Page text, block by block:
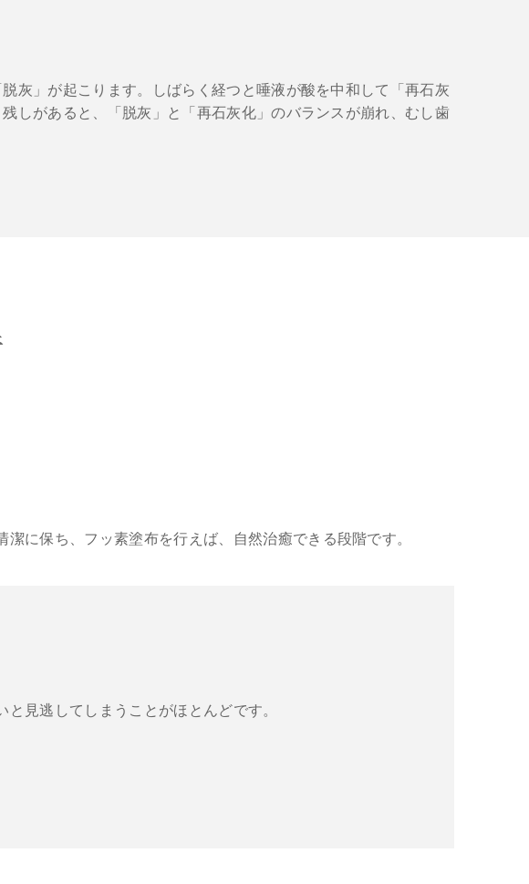
灰」が起こります。しばらく経つと唾液が酸を中和して「再石灰
しがあると、「脱灰」と「再石灰化」のバランスが崩れ、むし歯
に保ち、フッ素塗布を行えば、自然治癒できる段階です。
見逃してしまうことがほとんどです。